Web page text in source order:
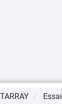
Essai